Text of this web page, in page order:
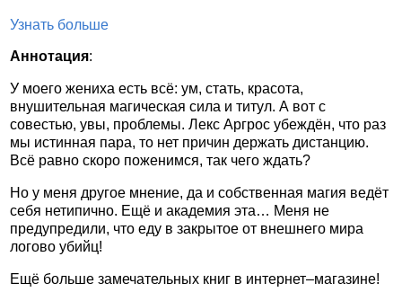
Узнать больше
Аннотация:
У моего жениха есть всё: ум, стать, красота,
внушительная магическая сила и титул. А вот с
совестью, увы, проблемы. Лекс Аргрос убеждён, что раз
мы истинная пара, то нет причин держать дистанцию.
Всё равно скоро поженимся, так чего ждать?
Но у меня другое мнение, да и собственная магия ведёт
себя нетипично. Ещё и академия эта… Меня не
предупредили, что еду в закрытое от внешнего мира
логово убийц!
Ещё больше замечательных книг в интернет–магазине!